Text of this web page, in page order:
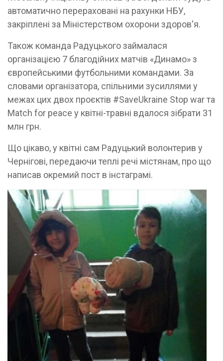
автоматично перераховані на рахунки НБУ,
закріплені за Міністерством охорони здоров'я.
Також команда Радуцького займалася
організацією 7 благодійних матчів «Динамо» з
європейськими футбольними командами. За
словами організатора, спільними зусиллями у
межах цих двох проєктів #SaveUkraine Stop war та
Match for peace у квітні-травні вдалося зібрати 31
млн грн.
Що цікаво, у квітні сам Радуцький волонтерив у
Чернігові, передаючи теплі речі містянам, про що
написав окремий пост в інстаграмі.